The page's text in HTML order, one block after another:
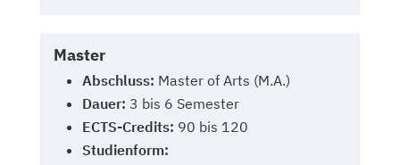
Master
Abschluss: Master of Arts (M.A.)
Dauer: 3 bis 6 Semester
ECTS-Credits: 90 bis 120
Studienform: